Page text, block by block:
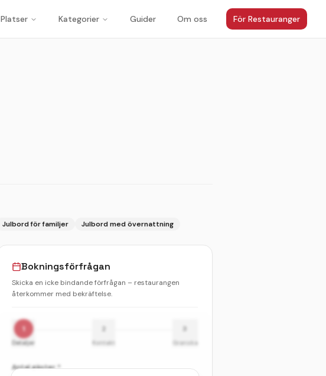
Platser Kategorier Guider Om oss För Restauranger
Julbord för familjer Julbord med övernattning
Bokningsförfrågan
Skicka en icke bindande förfrågan – restaurangen
återkommer med bekräftelse.
1
Detaljer Kontakt
3
Granska
Antal gäster *